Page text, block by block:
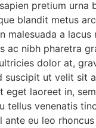
pretium urna
blandit metus
malesuada a lacus
ac nibh pharetra
dolor at,
suscipit ut velit sit
eget laoreet in,
tellus venenatis
ante eu leo